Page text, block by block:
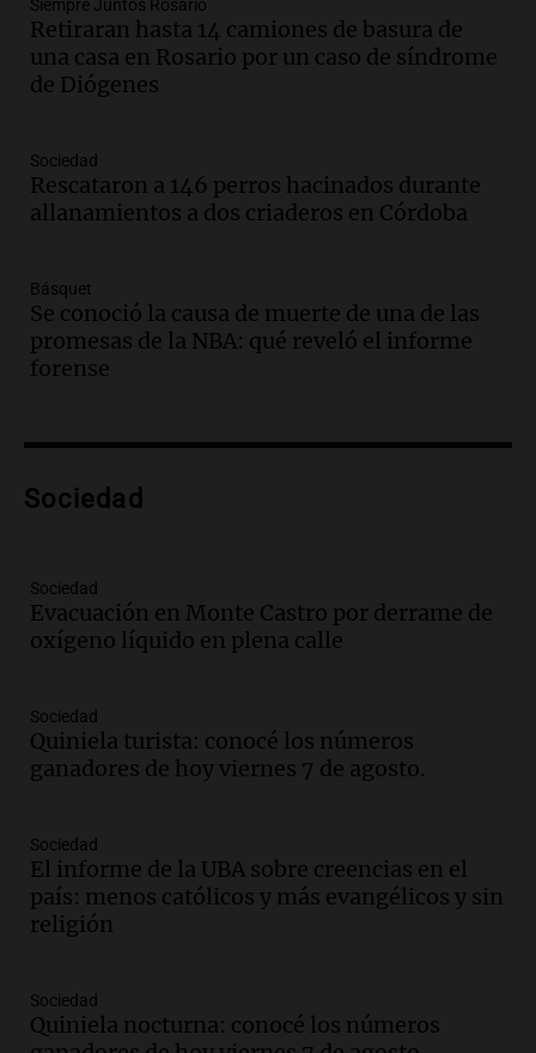
Audio.Recomendaciones de vino
bonarda para disfrutar el fin de semana
en Mendoza
Panorama Federal
Audio.
en la Sociedad Rural de Bulaya con
actividades para toda la familia
Audio.
edificios y una casa del estudiante para
jóvenes de la región
Panorama Federal
Audio.Preparativos finales para la gran
Bulaya este sábado
Audio.
Congreso y evacuación por derrame de
oxígeno en Montecastro
Audio.
Río Gallegos reporta frío extremo
y llega avión para escuelas de la décima
brigada aérea
Episodios
Audio. La justicia reconoce al COVID
como enfermedad laboral tras la muerte
de un docente
Audio.Aumento de tarifas de luz en San
Luis a partir de agosto por nueva
Siempre Juntos Rosario
Retiraran hasta 14 camiones de basura de
una casa en Rosario por un caso de síndrome
de Diógenes
Sociedad
Rescataron a 146 perros hacinados durante
allanamientos a dos criaderos en Córdoba
Básquet
Se conoció la causa de muerte de una de las
promesas de la NBA: qué reveló el informe
forense
Sociedad
Sociedad
Evacuación en Monte Castro por derrame de
oxígeno líquido en plena calle
Sociedad
Quiniela turista: conocé los números
ganadores de hoy viernes 7 de agosto.
Sociedad
El informe de la UBA sobre creencias en el
país: menos católicos y más evangélicos y sin
religión
Sociedad
Quiniela nocturna: conocé los números